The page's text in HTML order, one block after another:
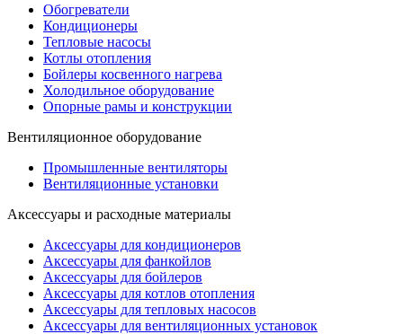
Обогреватели
Кондиционеры
Тепловые насосы
Котлы отопления
Бойлеры косвенного нагрева
Холодильное оборудование
Опорные рамы и конструкции
Вентиляционное оборудование
Промышленные вентиляторы
Вентиляционные установки
Аксессуары и расходные материалы
Аксессуары для кондиционеров
Аксессуары для фанкойлов
Аксессуары для бойлеров
Аксессуары для котлов отопления
Аксессуары для тепловых насосов
Аксессуары для вентиляционных установок